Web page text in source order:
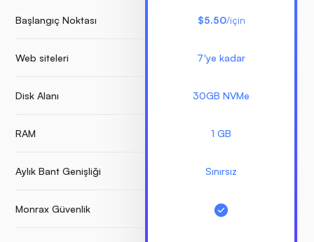
Başlangıç Noktası
Web siteleri
Disk Alanı
RAM
Aylık Bant Genişliği
Monrax Güvenlik
$5.50/için
7'ye kadar
30GB NVMe
1 GB
Sınırsız